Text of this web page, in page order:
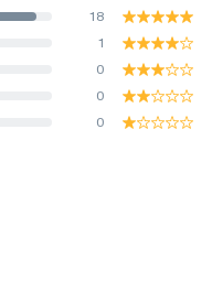
18
1
0
0
0